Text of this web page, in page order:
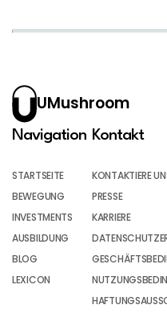
UMushroom
Navigation
STARTSEITE
BEWEGUNG
INVESTMENTS
AUSBILDUNG
BLOG
LEXICON
Kontakt
KONTAKTIERE
PRESSE
KARRIERE